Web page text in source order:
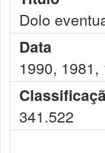
Dolo
Data
1990, 1981,
341.522